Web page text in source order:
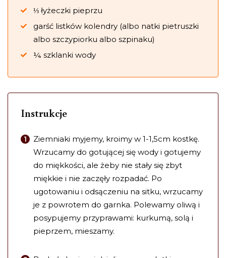
⅓ łyżeczki pieprzu
garść listków kolendry (albo natki pietruszki
albo szczypiorku albo szpinaku)
¼ szklanki wody
Instrukcje
Ziemniaki myjemy, kroimy w 1-1,5cm kostkę.
Wrzucamy do gotującej się wody i gotujemy
do miękkości, ale żeby nie stały się zbyt
miękkie i nie zaczęły rozpadać. Po
ugotowaniu i odsączeniu na sitku, wrzucamy
je z powrotem do garnka. Polewamy oliwą i
posypujemy przyprawami: kurkumą, solą i
pieprzem, mieszamy.